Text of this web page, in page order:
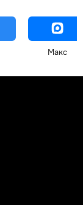
Макс